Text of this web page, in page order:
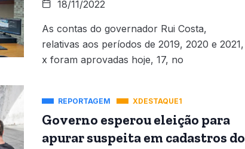
18/11/2022
As contas do governador Rui Costa,
relativas aos períodos de 2019, 2020 e 2021,
x foram aprovadas hoje, 17, no
REPORTAGEM XDESTAQUE1
Governo esperou eleição para
apurar suspeita em cadastros do